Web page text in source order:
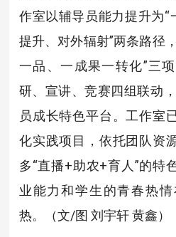
作室以辅导员能力提升为“
提升、对外辐射”两条路径
一品、一成果一转化”三
研、宣讲、竞赛四组联动，
员成长特色平台。工作室
化实践项目，依托团队资
多“直播+助农+育人”的特
业能力和学生的青春热
热。（文/图 刘宇轩 黄鑫）